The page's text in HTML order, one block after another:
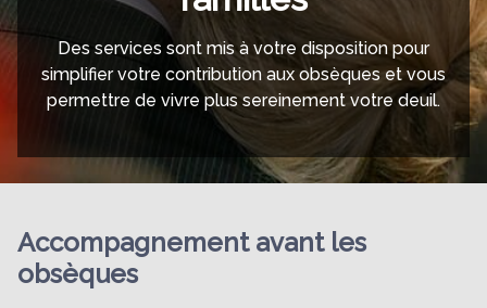
SERVICES AUX FAMILLES
MARBRERIE FUNÉRAIRE
SAINT-MÉDARD-DE-GUIZIÈRES
ESPACES HOMMAGES
Des services sont mis à votre disposition pour
simplifier votre contribution aux obsèques et vous
permettre de vivre plus sereinement votre deuil.
Accompagnement avant les
obsèques